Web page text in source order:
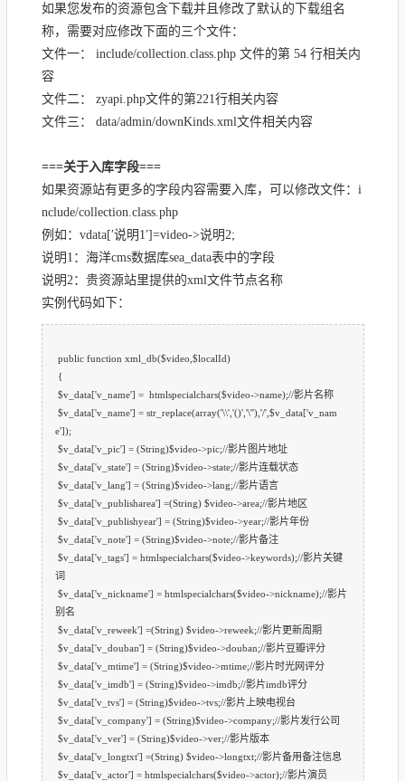
如果您发布的资源包含下载并且修改了默认的下载组名
称，需要对应修改下面的三个文件：
文件一： include/collection.class.php 文件的第 54 行相关内
容
文件二： zyapi.php文件的第221行相关内容
文件三： data/admin/downKinds.xml文件相关内容
===关于入库字段===
如果资源站有更多的字段内容需要入库，可以修改文件：i
nclude/collection.class.php
例如：vdata[′说明1′]=video->说明2;
说明1：海洋cms数据库sea_data表中的字段
说明2：贵资源站里提供的xml文件节点名称
实例代码如下：
public function xml_db($video,$localId)
{
$v_data['v_name'] = htmlspecialchars($video->name);//影片名称
$v_data['v_name'] = str_replace(array('\\','()','\''),'/',$v_data['v_nam
e']);
$v_data['v_pic'] = (String)$video->pic;//影片图片地址
$v_data['v_state'] = (String)$video->state;//影片连载状态
$v_data['v_lang'] = (String)$video->lang;//影片语言
$v_data['v_publisharea'] =(String) $video->area;//影片地区
$v_data['v_publishyear'] = (String)$video->year;//影片年份
$v_data['v_note'] = (String)$video->note;//影片备注
$v_data['v_tags'] = htmlspecialchars($video->keywords);//影片关键
词
$v_data['v_nickname'] = htmlspecialchars($video->nickname);//影片
别名
$v_data['v_reweek'] =(String) $video->reweek;//影片更新周期
$v_data['v_douban'] = (String)$video->douban;//影片豆瓣评分
$v_data['v_mtime'] = (String)$video->mtime;//影片时光网评分
$v_data['v_imdb'] = (String)$video->imdb;//影片imdb评分
$v_data['v_tvs'] = (String)$video->tvs;//影片上映电视台
$v_data['v_company'] = (String)$video->company;//影片发行公司
$v_data['v_ver'] = (String)$video->ver;//影片版本
$v_data['v_longtxt'] =(String) $video->longtxt;//影片备用备注信息
$v_data['v_actor'] = htmlspecialchars($video->actor);//影片演员